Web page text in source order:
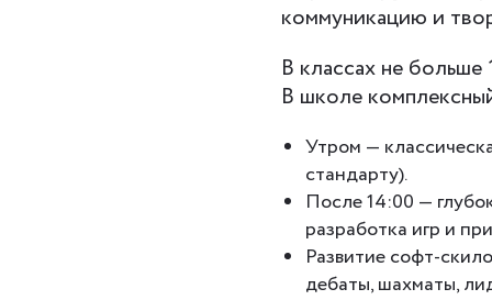
коммуникацию и
В классах не больше
В школе
Утром —
стандарту).
После 14:00 —
разработка игр и
Развитие софт-
дебаты, шахматы,